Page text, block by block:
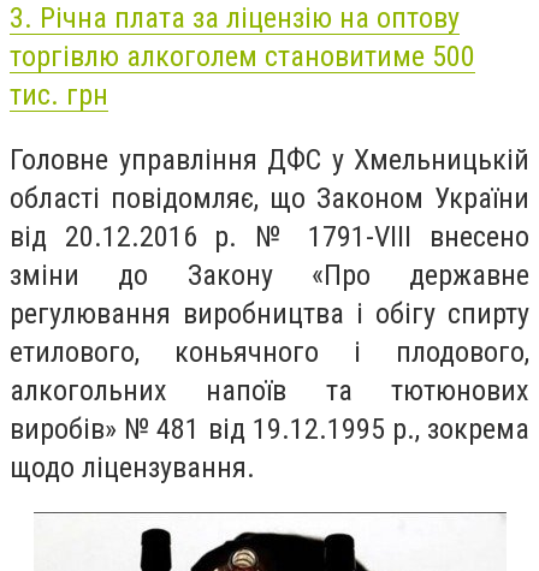
3. Річна плата за ліцензію на оптову
торгівлю алкоголем становитиме 500
тис. грн
Головне управління ДФС у Хмельницькій
області повідомляє, що Законом України
від 20.12.2016 р. № 1791-VIII внесено
зміни до Закону «Про державне
регулювання виробництва і обігу спирту
етилового, коньячного і плодового,
алкогольних напоїв та тютюнових
виробів» № 481 від 19.12.1995 р., зокрема
щодо ліцензування.